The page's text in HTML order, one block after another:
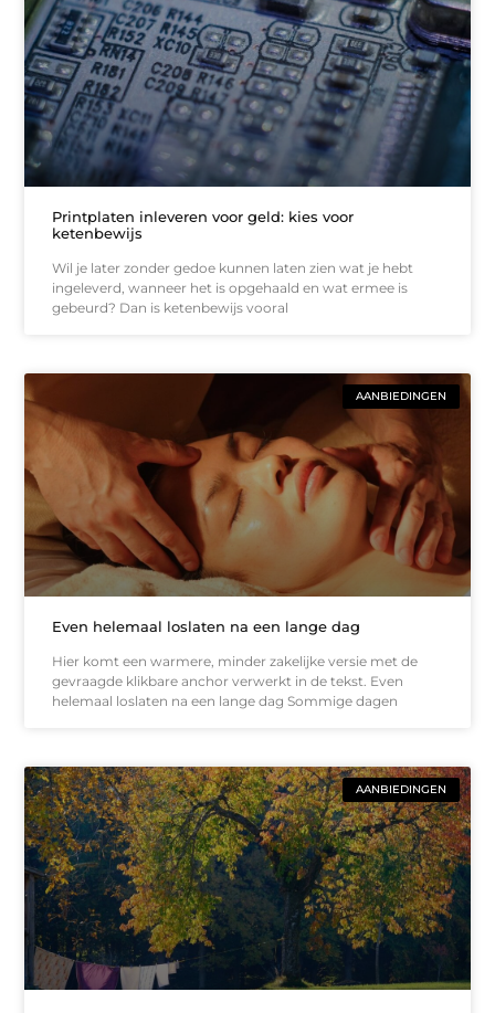
Printplaten inleveren voor geld: kies voor
ketenbewijs
Wil je later zonder gedoe kunnen laten zien wat je hebt
ingeleverd, wanneer het is opgehaald en wat ermee is
gebeurd? Dan is ketenbewijs vooral
AANBIEDINGEN
Even helemaal loslaten na een lange dag
Hier komt een warmere, minder zakelijke versie met de
gevraagde klikbare anchor verwerkt in de tekst. Even
helemaal loslaten na een lange dag Sommige dagen
AANBIEDINGEN